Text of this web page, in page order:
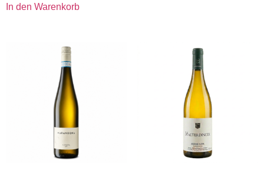
In den Warenkorb